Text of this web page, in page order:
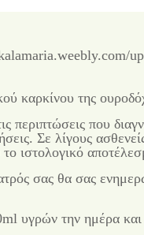
καρκίνου της
που
Σε λίγους
ιστολογικό
σας θα σας
υγρών την ημέρα